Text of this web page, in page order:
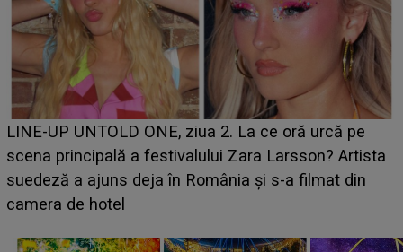
Ce a dezvăluit noua concurentă din "Casa Iubirii" l-a
luat prin surprindere pe Emanuel. CINE ESTE
BĂIATUL VIZAT de Alexandra?! Aflându-se în fața
faptului împlinit, A RECUNOSCUT IMEDIAT: "Am